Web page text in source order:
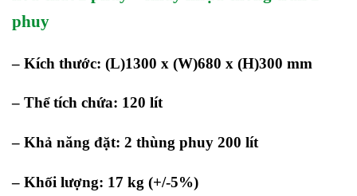
phuy
– Kích thước: (L)1300 x (W)680 x (H)300 mm
– Thể tích chứa: 120 lít
– Khả năng đặt: 2 thùng phuy 200 lít
– Khối lượng: 17 kg (+/-5%)